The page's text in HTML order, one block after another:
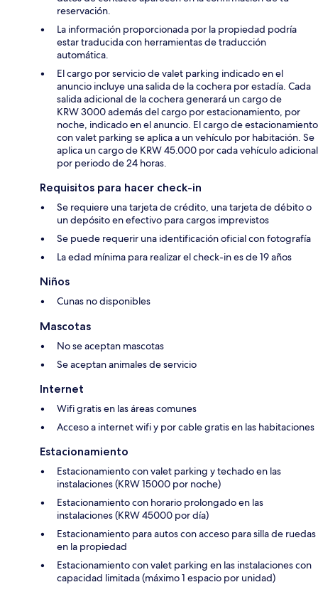
reservación.
La información proporcionada por la propiedad podría
estar traducida con herramientas de traducción
automática.
El cargo por servicio de valet parking indicado en el
anuncio incluye una salida de la cochera por estadía. Cada
salida adicional de la cochera generará un cargo de
KRW 3000 además del cargo por estacionamiento, por
noche, indicado en el anuncio. El cargo de estacionamiento
con valet parking se aplica a un vehículo por habitación. Se
aplica un cargo de KRW 45.000 por cada vehículo adicional
por periodo de 24 horas.
Requisitos para hacer check-in
Se requiere una tarjeta de crédito, una tarjeta de débito o
un depósito en efectivo para cargos imprevistos
Se puede requerir una identificación oficial con fotografía
La edad mínima para realizar el check-in es de 19 años
Niños
Cunas no disponibles
Mascotas
No se aceptan mascotas
Se aceptan animales de servicio
Internet
Wifi gratis en las áreas comunes
Acceso a internet wifi y por cable gratis en las habitaciones
Estacionamiento
Estacionamiento con valet parking y techado en las
instalaciones (KRW 15000 por noche)
Estacionamiento con horario prolongado en las
instalaciones (KRW 45000 por día)
Estacionamiento para autos con acceso para silla de ruedas
en la propiedad
Estacionamiento con valet parking en las instalaciones con
capacidad limitada (máximo 1 espacio por unidad)